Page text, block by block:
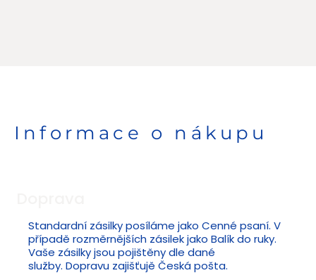
Informace o nákupu
Standardní zásilky posíláme jako Cenné psaní. V
případě rozměrnějších zásilek jako Balík do ruky.
Vaše zásilky jsou pojištěny dle dané
služby. Dopravu zajišťujě Česká pošta.